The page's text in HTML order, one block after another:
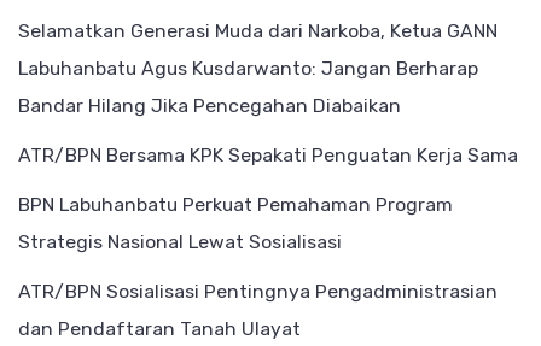
Selamatkan Generasi Muda dari Narkoba, Ketua GANN
Labuhanbatu Agus Kusdarwanto: Jangan Berharap
Bandar Hilang Jika Pencegahan Diabaikan
ATR/BPN Bersama KPK Sepakati Penguatan Kerja Sama
BPN Labuhanbatu Perkuat Pemahaman Program
Strategis Nasional Lewat Sosialisasi
ATR/BPN Sosialisasi Pentingnya Pengadministrasian
dan Pendaftaran Tanah Ulayat